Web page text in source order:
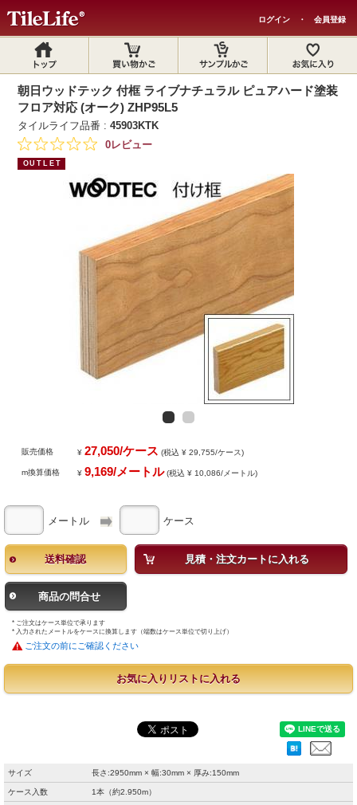
ログイン ・ 会員登録
朝日ウッドテック 付框 ライブナチュラル ピュアハード塗装
フロア対応 (オーク) ZHP95L5
タイルライフ品番 :45903KTK
0レビュー
OUTLET
販売価格 ¥27,050/ケース (税込 ¥ 29,755/ケース)
m換算価格 ¥9,169/メートル(税込 ¥ 10,086/メートル)
メートル ケース
送料確認 見積・注文カートに入れる
商品の問合せ
* ご注文はケース単位で承ります
* 入力されたメートルをケースに換算します（端数はケース単位で切り上げ）
ご注文の前にご確認ください
お気に入りリストに入れる
サイズ 長さ:2950mm × 幅:30mm × 厚み:150mm
ケース入数 1本（約2.950m）